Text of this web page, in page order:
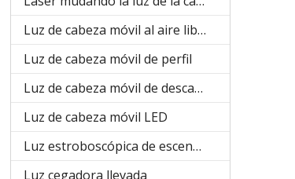
Luz de cabeza móvil al aire libre
Luz de cabeza móvil de perfil
Luz de cabeza móvil de descarga
Luz de cabeza móvil LED
Luz estroboscópica de escenario
Luz cegadora llevada